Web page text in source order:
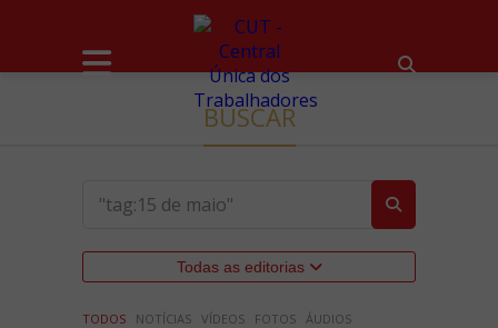
BUSCAR
Todas as editorias
TODOS NOTÍCIAS VÍDEOS FOTOS ÁUDIOS